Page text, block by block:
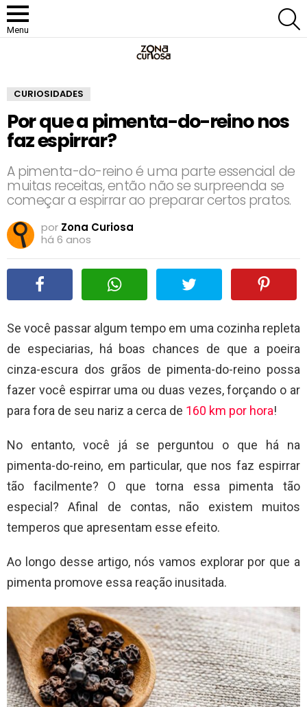
Menu
CURIOSIDADES
Por que a pimenta-do-reino nos
faz espirrar?
A pimenta-do-reino é uma parte essencial de
muitas receitas, então não se surpreenda se
começar a espirrar ao preparar certos pratos.
por Zona Curiosa
há 6 anos
Se você passar algum tempo em uma cozinha repleta
de especiarias, há boas chances de que a poeira
cinza-escura dos grãos de pimenta-do-reino possa
fazer você espirrar uma ou duas vezes, forçando o ar
para fora de seu nariz a cerca de 160 km por hora!
No entanto, você já se perguntou o que há na
pimenta-do-reino, em particular, que nos faz espirrar
tão facilmente? O que torna essa pimenta tão
especial? Afinal de contas, não existem muitos
temperos que apresentam esse efeito.
Ao longo desse artigo, nós vamos explorar por que a
pimenta promove essa reação inusitada.